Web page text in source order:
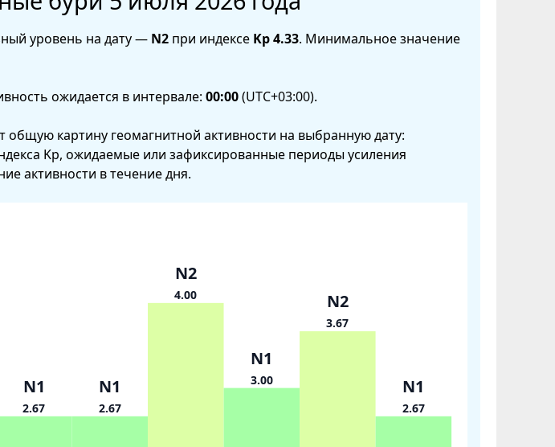
уровень на дату — N2 при индексе Kp 4.33. Минимальное значение
ожидается в интервале: 00:00(UTC+03:00).
общую картину геомагнитной активности на выбранную дату:
Kp, ожидаемые или зафиксированные периоды усиления
активности в течение дня.
2.67
N1
2.67
N1
4.00
N2
3.00
N1
3.67
N2
2.67
N1